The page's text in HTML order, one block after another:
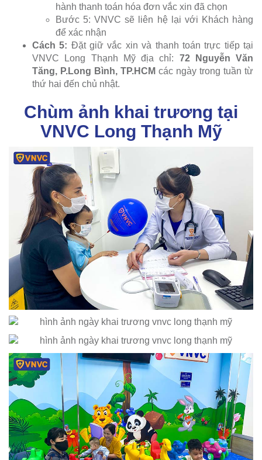
hành thanh toán hóa đơn vắc xin đã chọn
Bước 5: VNVC sẽ liên hệ lại với Khách hàng
để xác nhận
Cách 5: Đặt giữ vắc xin và thanh toán trực tiếp tại
VNVC Long Thạnh Mỹ địa chỉ: 72 Nguyễn Văn
Tăng, P.Long Bình, TP.HCM các ngày trong tuần từ
thứ hai đến chủ nhật.
Chùm ảnh khai trương tại
VNVC Long Thạnh Mỹ